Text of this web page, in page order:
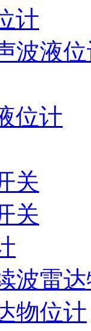
计
波液
位计
关
关
波雷
物位计